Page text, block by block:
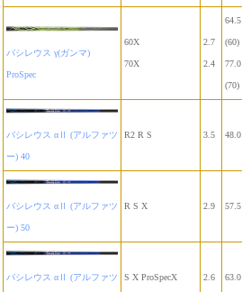
バシレウス γ(ガンマ)
ProSpec
60X
70X
2.7
2.4
64.5
(60)
77.0
(70)
バシレウス αⅡ (アルファツ
ー) 40
R2 R S 3.5 48.0
バシレウス αⅡ (アルファツ
ー) 50
R S X 2.9 57.5
バシレウス αⅡ (アルファツ S X ProSpecX 2.6 63.0